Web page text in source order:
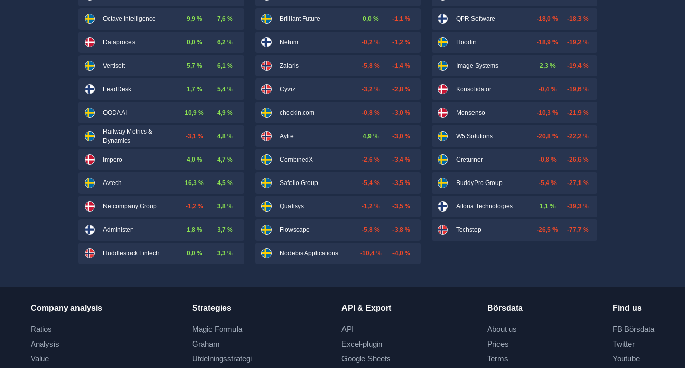
Octave Intelligence 9,9 % 7,6 %
Dataproces 0,0 % 6,2 %
Vertiseit 5,7 % 6,1 %
LeadDesk 1,7 % 5,4 %
OODA AI 10,9 % 4,9 %
Railway Metrics &
Dynamics
-3,1 % 4,8 %
Impero 4,0 % 4,7 %
Avtech 16,3 % 4,5 %
Netcompany Group -1,2 % 3,8 %
Administer 1,8 % 3,7 %
Huddlestock Fintech 0,0 % 3,3 %
Brilliant Future 0,0 % -1,1 %
Netum -0,2 % -1,2 %
Zalaris -5,8 % -1,4 %
Cyviz -3,2 % -2,8 %
checkin.com -0,8 % -3,0 %
Ayfie 4,9 % -3,0 %
CombinedX -2,6 % -3,4 %
Safello Group -5,4 % -3,5 %
Qualisys -1,2 % -3,5 %
Flowscape -5,8 % -3,8 %
Nodebis Applications -10,4 % -4,0 %
QPR Software -18,0 % -18,3 %
Hoodin -18,9 % -19,2 %
Image Systems 2,3 % -19,4 %
Konsolidator -0,4 % -19,6 %
Monsenso -10,3 % -21,9 %
W5 Solutions -20,8 % -22,2 %
Creturner -0,8 % -26,6 %
BuddyPro Group -5,4 % -27,1 %
Aiforia Technologies 1,1 % -39,3 %
Techstep -26,5 % -77,7 %
Company analysis
Ratios
Analysis
Value
Strategies
Magic Formula
Graham
Utdelningsstrategi
API & Export
API
Excel-plugin
Google Sheets
Börsdata
About us
Prices
Terms
Find us
FB Börsdata
Twitter
Youtube